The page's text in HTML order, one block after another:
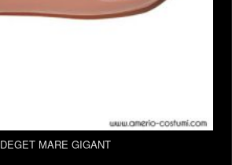
DEGET MARE GIGANT